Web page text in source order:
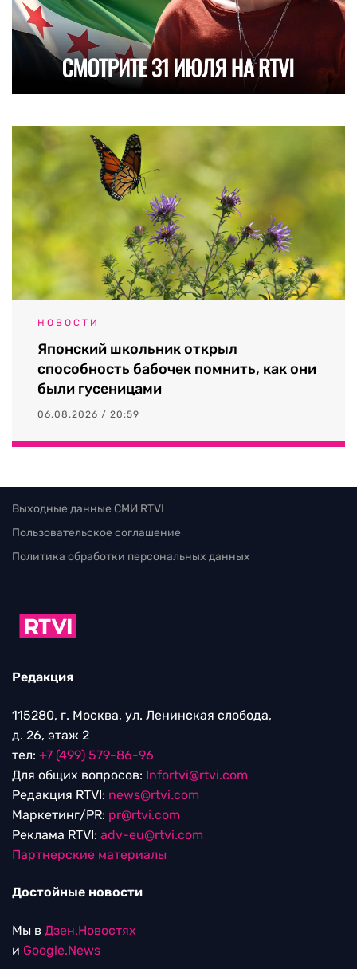
НОВОСТИ
Японский школьник открыл
способность бабочек помнить, как они
были гусеницами
06.08.2026 / 20:59
Выходные данные СМИ RTVI
Пользовательское соглашение
Политика обработки персональных данных
Редакция
115280, г. Москва, ул. Ленинская слобода,
д. 26, этаж 2
тел: +7 (499) 579-86-96
Для общих вопросов: Infortvi@rtvi.com
Редакция RTVI: news@rtvi.com
Маркетинг/PR: pr@rtvi.com
Реклама RTVI: adv-eu@rtvi.com
Партнерские материалы
Достойные новости
Мы в Дзен.Новостях
и Google.News